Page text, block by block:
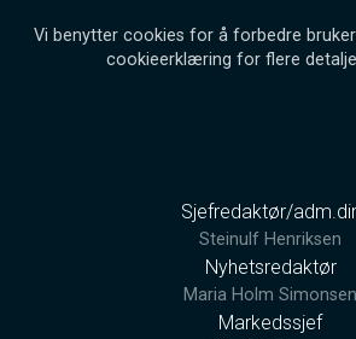
Vi benytter cookies for å forbedre
cookieerklæring for flere
Sjefredaktør/
Steinulf Henriksen
Nyhetsredaktør
Maria Holm Simonsen
Markedssjef